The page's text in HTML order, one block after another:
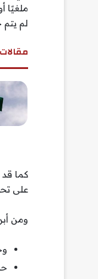
ملغيًا
لم يتم
كما
على
ومن